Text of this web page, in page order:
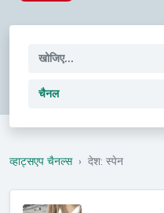
व्हाट्सएप चैनल्स › देश: स्पेन